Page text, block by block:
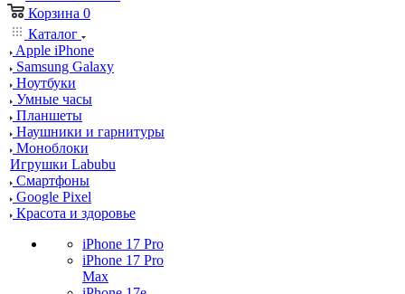
Корзина 0
Каталог
Apple iPhone
Samsung Galaxy
Ноутбуки
Умные часы
Планшеты
Наушники и гарнитуры
Моноблоки
Игрушки Labubu
Смартфоны
Google Pixel
Красота и здоровье
iPhone 17 Pro
iPhone 17 Pro
Max